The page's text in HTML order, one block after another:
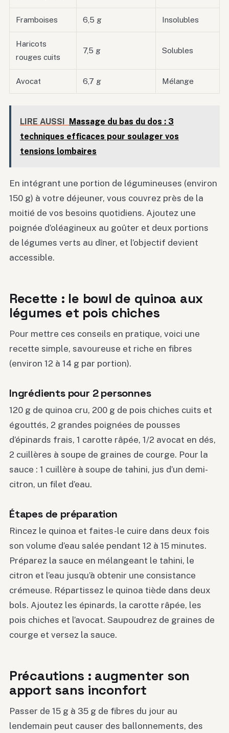
Framboises 6,5 g Insolubles
Haricots
rouges cuits
7,5 g Solubles
Avocat 6,7 g Mélange
LIRE AUSSI Massage du bas du dos : 3
techniques efficaces pour soulager vos
tensions lombaires
En intégrant une portion de légumineuses (environ
150 g) à votre déjeuner, vous couvrez près de la
moitié de vos besoins quotidiens. Ajoutez une
poignée d’oléagineux au goûter et deux portions
de légumes verts au dîner, et l’objectif devient
accessible.
Recette : le bowl de quinoa aux
légumes et pois chiches
Pour mettre ces conseils en pratique, voici une
recette simple, savoureuse et riche en fibres
(environ 12 à 14 g par portion).
Ingrédients pour 2 personnes
120 g de quinoa cru, 200 g de pois chiches cuits et
égouttés, 2 grandes poignées de pousses
d’épinards frais, 1 carotte râpée, 1/2 avocat en dés,
2 cuillères à soupe de graines de courge. Pour la
sauce : 1 cuillère à soupe de tahini, jus d’un demi-
citron, un filet d’eau.
Étapes de préparation
Rincez le quinoa et faites-le cuire dans deux fois
son volume d’eau salée pendant 12 à 15 minutes.
Préparez la sauce en mélangeant le tahini, le
citron et l’eau jusqu’à obtenir une consistance
crémeuse. Répartissez le quinoa tiède dans deux
bols. Ajoutez les épinards, la carotte râpée, les
pois chiches et l’avocat. Saupoudrez de graines de
courge et versez la sauce.
Précautions : augmenter son
apport sans inconfort
Passer de 15 g à 35 g de fibres du jour au
lendemain peut causer des ballonnements, des